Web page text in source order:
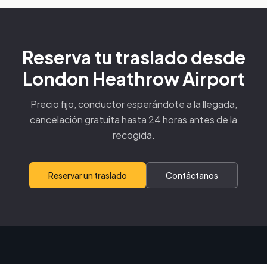
Reserva tu traslado desde
London Heathrow Airport
Precio fijo, conductor esperándote a la llegada,
cancelación gratuita hasta 24 horas antes de la
recogida.
Reservar un traslado Contáctanos